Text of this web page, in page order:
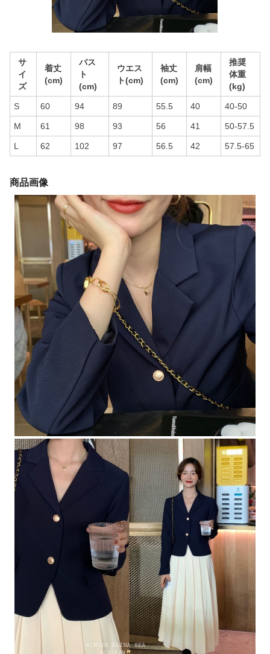
サ
イ
ズ
着丈
(cm)
バス
ト
(cm)
ウエス
ト(cm)
袖丈
(cm)
肩幅
(cm)
推奨
体重
(kg)
S 60 94 89 55.5 40 40-50
M 61 98 93 56 41 50-57.5
L 62 102 97 56.5 42 57.5-65
商品画像